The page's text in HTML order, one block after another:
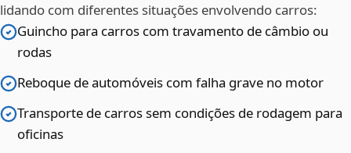
lidando com diferentes situações envolvendo carros:
Guincho para carros com travamento de câmbio ou
rodas
Reboque de automóveis com falha grave no motor
Transporte de carros sem condições de rodagem para
oficinas